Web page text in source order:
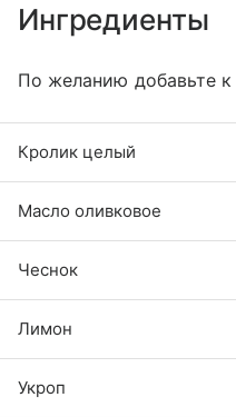
Ингредиенты
По желанию добавьте
Кролик целый
Масло оливковое
Чеснок
Лимон
Укроп